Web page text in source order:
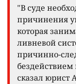
"В суде
причинения
которая
ливневой
причинно-
сказал юрист